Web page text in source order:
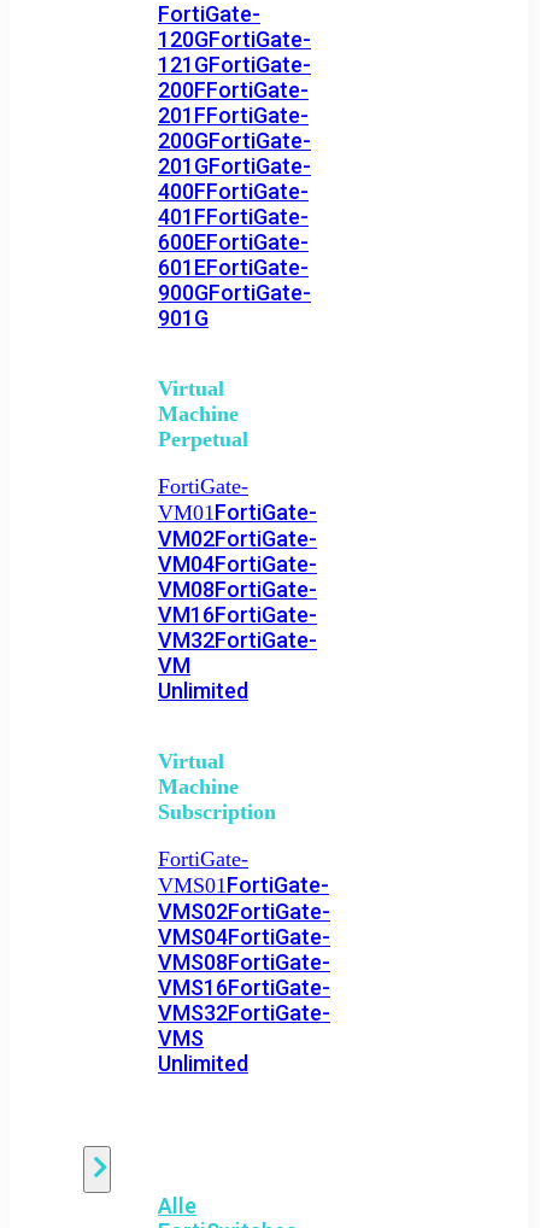
FortiGate-
120GFortiGate-
121GFortiGate-
200FFortiGate-
201FFortiGate-
200GFortiGate-
201GFortiGate-
400FFortiGate-
401FFortiGate-
600EFortiGate-
601EFortiGate-
900GFortiGate-
901G
Virtual
Machine
Perpetual
FortiGate-
VM01FortiGate-
VM02FortiGate-
VM04FortiGate-
VM08FortiGate-
VM16FortiGate-
VM32FortiGate-
VM
Unlimited
Virtual
Machine
Subscription
FortiGate-
VMS01FortiGate-
VMS02FortiGate-
VMS04FortiGate-
VMS08FortiGate-
VMS16FortiGate-
VMS32FortiGate-
VMS
Unlimited
Alle